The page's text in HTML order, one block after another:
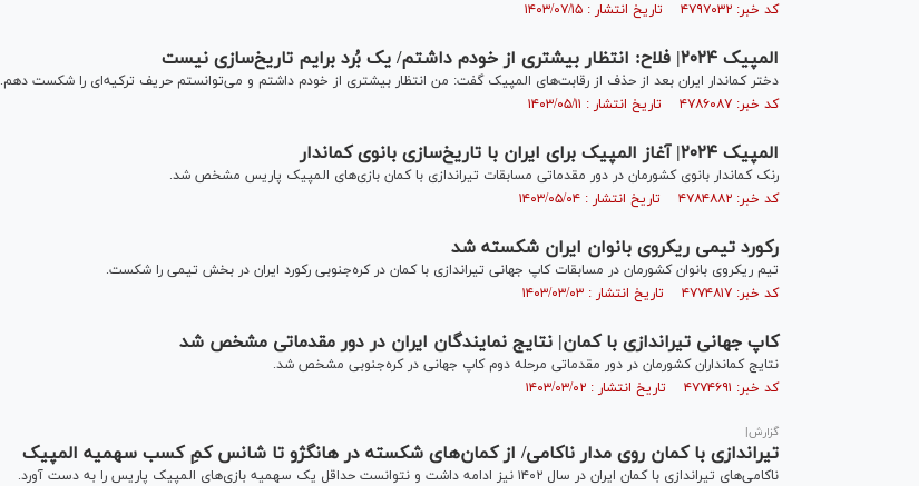
کد خبر: ۴۷۹۷۰۳۲ تاریخ انتشار : ۱۴۰۳/۰۷/۱۵
المپیک ۲۰۲۴| فلاح: انتظار بیشتری از خودم داشتم/ یک بُرد برایم تاریخ‌سازی نیست
دختر کماندار ایران بعد از حذف از رقابت‌های المپیک گفت: من انتظار بیشتری از خودم داشتم و می‌توانستم حریف ترکیه‌ای را شکست دهم.
کد خبر: ۴۷۸۶۰۸۷ تاریخ انتشار : ۱۴۰۳/۰۵/۱۱
المپیک ۲۰۲۴| آغاز المپیک برای ایران با تاریخ‌سازی بانوی کماندار
رنک کماندار بانوی کشورمان در دور مقدماتی مسابقات تیراندازی با کمان بازی‌های المپیک پاریس مشخص شد.
کد خبر: ۴۷۸۴۸۸۲ تاریخ انتشار : ۱۴۰۳/۰۵/۰۴
رکورد تیمی ریکروی بانوان ایران شکسته شد
تیم ریکروی بانوان کشورمان در مسابقات کاپ جهانی تیراندازی با کمان در کره‌جنوبی رکورد ایران در بخش تیمی را شکست.
کد خبر: ۴۷۷۴۸۱۷ تاریخ انتشار : ۱۴۰۳/۰۳/۰۳
کاپ جهانی تیراندازی با کمان| نتایج نمایندگان ایران در دور مقدماتی مشخص شد
نتایج کمانداران کشورمان در دور مقدماتی مرحله دوم کاپ جهانی در کره‌جنوبی مشخص شد.
کد خبر: ۴۷۷۴۶۹۱ تاریخ انتشار : ۱۴۰۳/۰۳/۰۲
گزارش|
تیراندازی با کمان روی مدار ناکامی/ از کمان‌های شکسته در هانگژو تا شانس کمِ کسب سهمیه المپیک
ناکامی‌های تیراندازی با کمان ایران در سال ۱۴۰۲ نیز ادامه داشت و نتوانست حداقل یک سهمیه بازی‌های المپیک پاریس را به دست آورد.